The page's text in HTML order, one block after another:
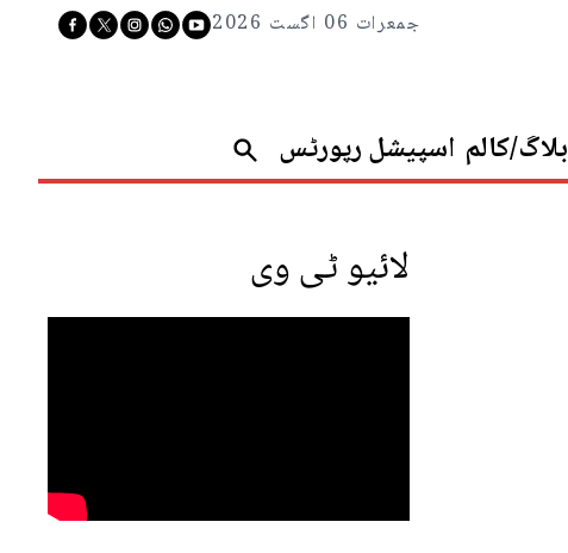
جمعرات 06 اگست 2026
بلاگ/کالم اسپیشل رپورٹس
لائیو ٹی وی